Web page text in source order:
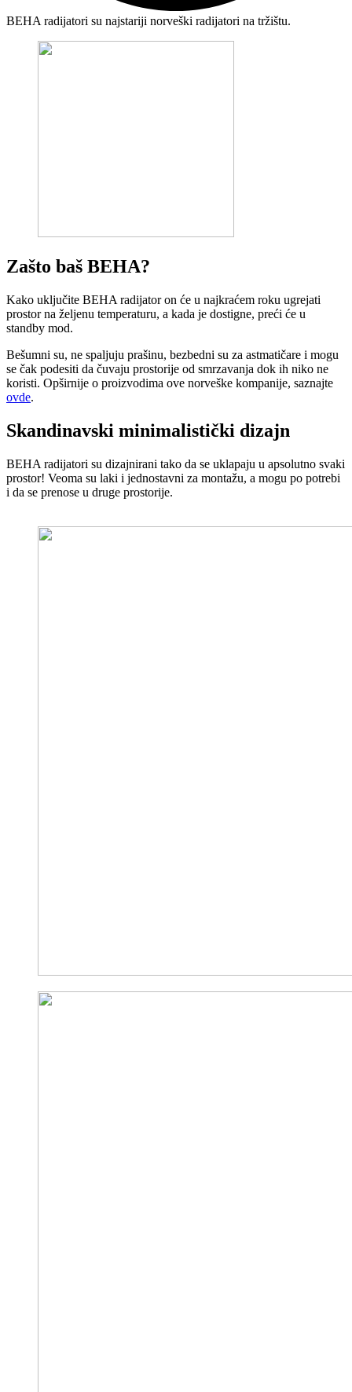
BEHA radijatori su najstariji norveški radijatori na tržištu.
Zašto baš BEHA?
Kako uključite BEHA radijator on će u najkraćem roku ugrejati
prostor na željenu temperaturu, a kada je dostigne, preći će u
standby mod.
Bešumni su, ne spaljuju prašinu, bezbedni su za astmatičare i mogu
se čak podesiti da čuvaju prostorije od smrzavanja dok ih niko ne
koristi. Opširnije o proizvodima ove norveške kompanije, saznajte
ovde.
Skandinavski minimalistički dizajn
BEHA radijatori su dizajnirani tako da se uklapaju u apsolutno svaki
prostor! Veoma su laki i jednostavni za montažu, a mogu po potrebi
i da se prenose u druge prostorije.